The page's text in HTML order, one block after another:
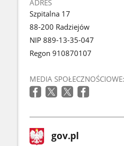
ADRES
Szpitalna 17
88-200 Radziejów
NIP 889-13-35-047
Regon 910870107
MEDIA SPOŁECZNOŚCIOWE:
stopka
gov.pl Strona
gov.pl